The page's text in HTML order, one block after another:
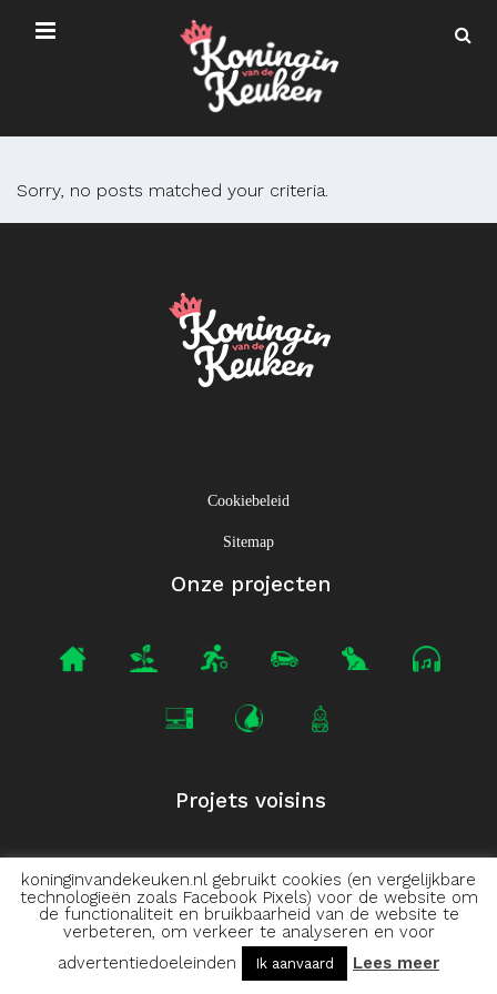
Sorry, no posts matched your criteria.
Cookiebeleid
Sitemap
Onze projecten
Projets voisins
koninginvandekeuken.nl gebruikt cookies (en vergelijkbare
technologieën zoals Facebook Pixels) voor de website om
de functionaliteit en bruikbaarheid van de website te
verbeteren, om verkeer te analyseren en voor
advertentiedoeleinden
Ik aanvaard Lees meer